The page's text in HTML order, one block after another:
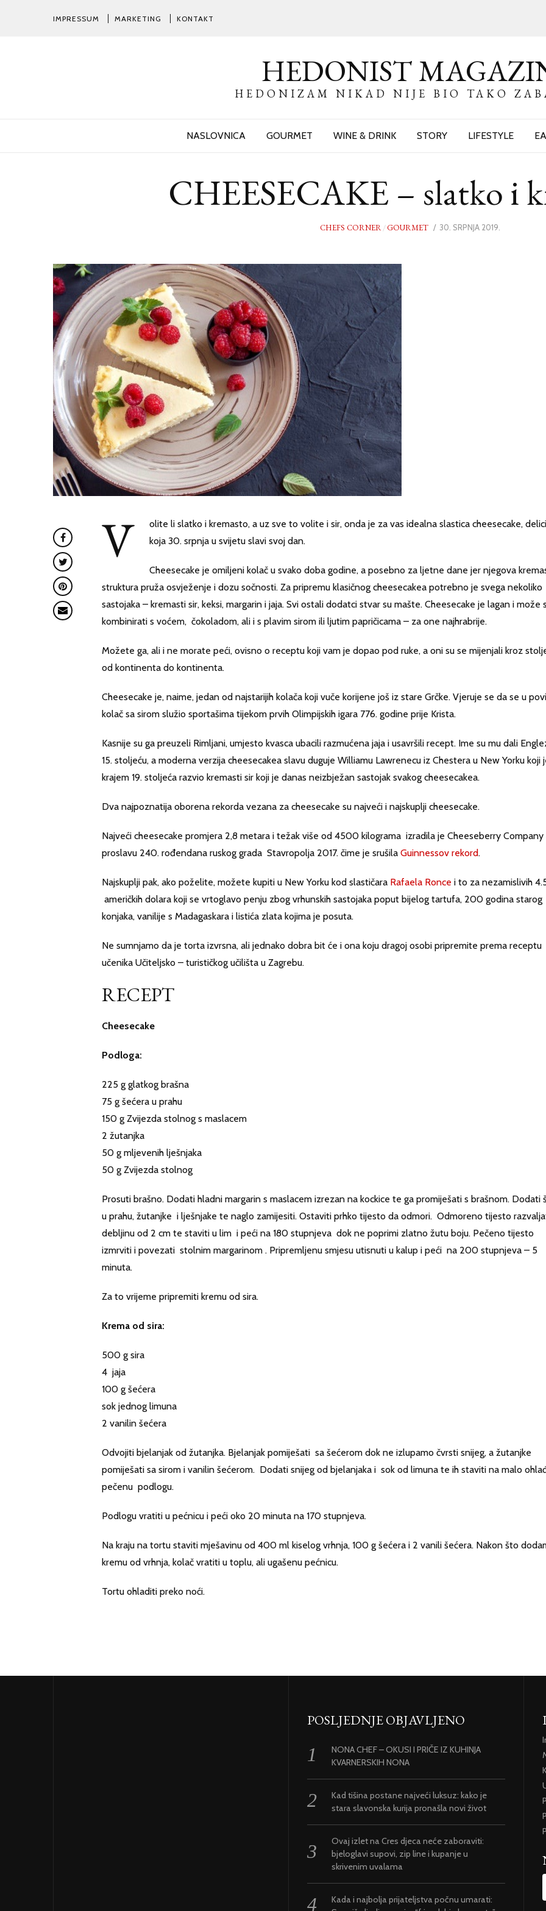
IMPRESSUM MARKETING KONTAKT
HEDONIST
HEDONIZAM NIKAD NIJE BIO TAKO
NASLOVNICA GOURMET WINE & DRINK STORY LIFESTYLE
CHEESECAKE – slatko i
CHEFS CORNER/GOURMET
POSTED
30. SRPNJA 2019.
V
olite li slatko i kremasto, a uz sve to volite i sir, onda je za vas idealna slastica cheesecake,
koja 30. srpnja u svijetu slavi svoj dan.
Cheesecake je omiljeni kolač u svako doba godine, a posebno za ljetne dane jer njegova
struktura pruža osvježenje i dozu sočnosti. Za pripremu klasičnog cheesecakea potrebno je svega nekoliko
sastojaka – kremasti sir, keksi, margarin i jaja. Svi ostali dodatci stvar su mašte. Cheesecake je lagan i može
kombinirati s voćem, čokoladom, ali i s plavim sirom ili ljutim papričicama – za one najhrabrije.
Možete ga, ali i ne morate peći, ovisno o receptu koji vam je dopao pod ruke, a oni su se mijenjali kroz
od kontinenta do kontinenta.
Cheesecake je, naime, jedan od najstarijih kolača koji vuče korijene još iz stare Grčke. Vjeruje se da se u
kolač sa sirom služio sportašima tijekom prvih Olimpijskih igara 776. godine prije Krista.
Kasnije su ga preuzeli Rimljani, umjesto kvasca ubacili razmućena jaja i usavršili recept. Ime su mu dali
15. stoljeću, a moderna verzija cheesecakea slavu duguje Williamu Lawrenecu iz Chestera u New Yorku koji
krajem 19. stoljeća razvio kremasti sir koji je danas neizbježan sastojak svakog cheesecakea.
Dva najpoznatija oborena rekorda vezana za cheesecake su najveći i najskuplji cheesecake.
Najveći cheesecake promjera 2,8 metara i težak više od 4500 kilograma izradila je Cheeseberry Company
proslavu 240. rođendana ruskog grada Stavropolja 2017. čime je srušila Guinnessov rekord.
Najskuplji pak, ako poželite, možete kupiti u New Yorku kod slastičara Rafaela Ronce i to za nezamislivih
američkih dolara koji se vrtoglavo penju zbog vrhunskih sastojaka poput bijelog tartufa, 200 godina starog
konjaka, vanilije s Madagaskara i listića zlata kojima je posuta.
Ne sumnjamo da je torta izvrsna, ali jednako dobra bit će i ona koju dragoj osobi pripremite prema receptu
učenika Učiteljsko – turističkog učilišta u Zagrebu.
RECEPT
Cheesecake
Podloga:
225 g glatkog brašna
75 g šećera u prahu
150 g Zvijezda stolnog s maslacem
2 žutanjka
50 g mljevenih lješnjaka
50 g Zvijezda stolnog
Prosuti brašno. Dodati hladni margarin s maslacem izrezan na kockice te ga promiješati s brašnom. Dodati
u prahu, žutanjke i lješnjake te naglo zamijesiti. Ostaviti prhko tijesto da odmori. Odmoreno tijesto
debljinu od 2 cm te staviti u lim i peći na 180 stupnjeva dok ne poprimi zlatno žutu boju. Pečeno tijesto
izmrviti i povezati stolnim margarinom . Pripremljenu smjesu utisnuti u kalup i peći na 200 stupnjeva – 5
minuta.
Za to vrijeme pripremiti kremu od sira.
Krema od sira:
500 g sira
4 jaja
100 g šećera
sok jednog limuna
2 vanilin šećera
Odvojiti bjelanjak od žutanjka. Bjelanjak pomiješati sa šećerom dok ne izlupamo čvrsti snijeg, a žutanjke
pomiješati sa sirom i vanilin šećerom. Dodati snijeg od bjelanjaka i sok od limuna te ih staviti na malo
pečenu podlogu.
Podlogu vratiti u pećnicu i peći oko 20 minuta na 170 stupnjeva.
Na kraju na tortu staviti mješavinu od 400 ml kiselog vrhnja, 100 g šećera i 2 vanili šećera. Nakon što
kremu od vrhnja, kolač vratiti u toplu, ali ugašenu pećnicu.
Tortu ohladiti preko noći.
POSLJEDNJE OBJAVLJENO
NONA CHEF – OKUSI I PRIČE IZ KUHINJA
KVARNERSKIH NONA
Kad tišina postane najveći luksuz: kako je
stara slavonska kurija pronašla novi život
Ovaj izlet na Cres djeca neće zaboraviti:
bjeloglavi supovi, zip line i kupanje u
skrivenim uvalama
Kada i najbolja prijateljstva počnu umarati: